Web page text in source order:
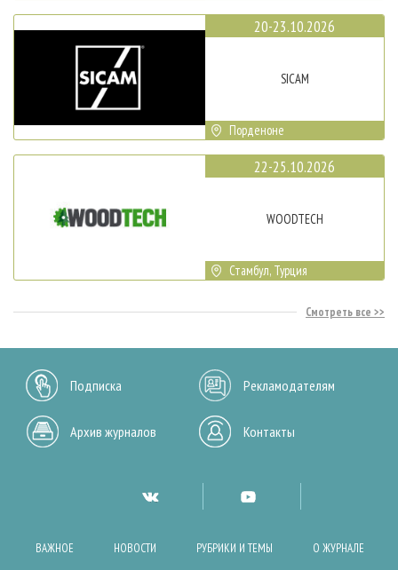
20-23.10.2026
SICAM
Порденоне
22-25.10.2026
WOODTECH
Стамбул, Турция
Смотреть все
Подписка Рекламодателям
Архив журналов Контакты
ВАЖНОЕ НОВОСТИ РУБРИКИ И ТЕМЫ О ЖУРНАЛЕ